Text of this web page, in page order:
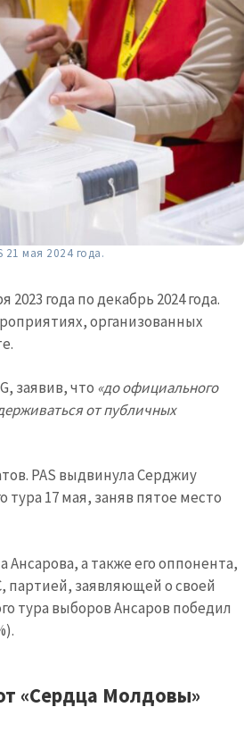
21 мая 2024 года.
года по декабрь 2024 года.
организованных
заявив, что «до официального
от публичных
PAS выдвинула Серджиу
17 мая, заняв пятое место
а также его оппонента,
партией, заявляющей о своей
тура выборов Ансаров победил
«Сердца Молдовы»
заголовок
изображение
ссылку на медиа
текст новости